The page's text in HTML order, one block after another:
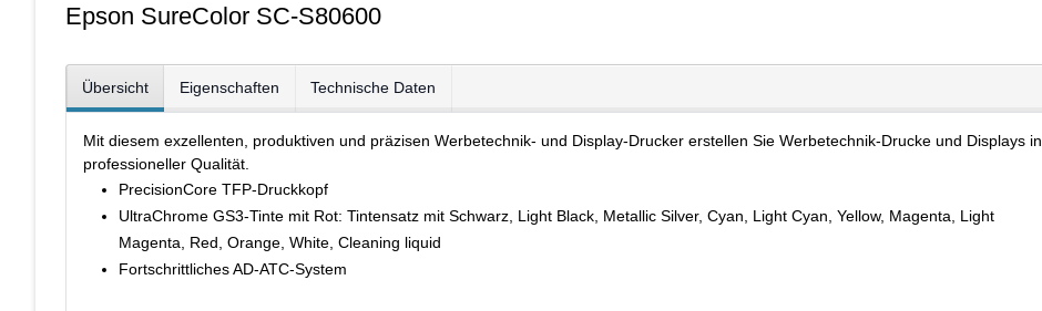
Epson SureColor SC-S80600
Übersicht Eigenschaften Technische Daten
Mit diesem exzellenten, produktiven und präzisen Werbetechnik- und Display-Drucker erstellen Sie Werbetechnik-Drucke und Displays in
professioneller Qualität.
PrecisionCore TFP-Druckkopf
UltraChrome GS3-Tinte mit Rot: Tintensatz mit Schwarz, Light Black, Metallic Silver, Cyan, Light Cyan, Yellow, Magenta, Light
Magenta, Red, Orange, White, Cleaning liquid
Fortschrittliches AD-ATC-System